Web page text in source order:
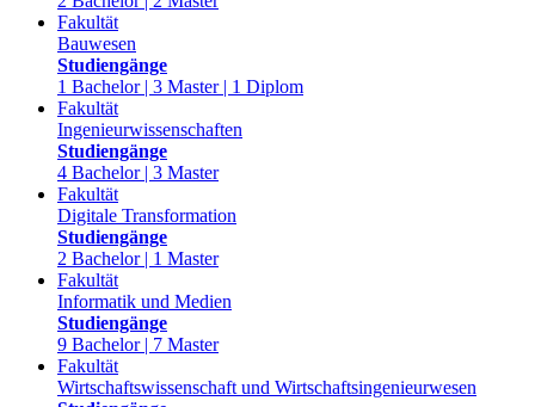
Fakultät
Bauwesen
Studiengänge
1 Bachelor | 3 Master | 1 Diplom
Fakultät
Ingenieurwissenschaften
Studiengänge
4 Bachelor | 3 Master
Fakultät
Digitale Transformation
Studiengänge
2 Bachelor | 1 Master
Fakultät
Informatik und Medien
Studiengänge
9 Bachelor | 7 Master
Fakultät
Wirtschaftswissenschaft und Wirtschaftsingenieurwesen